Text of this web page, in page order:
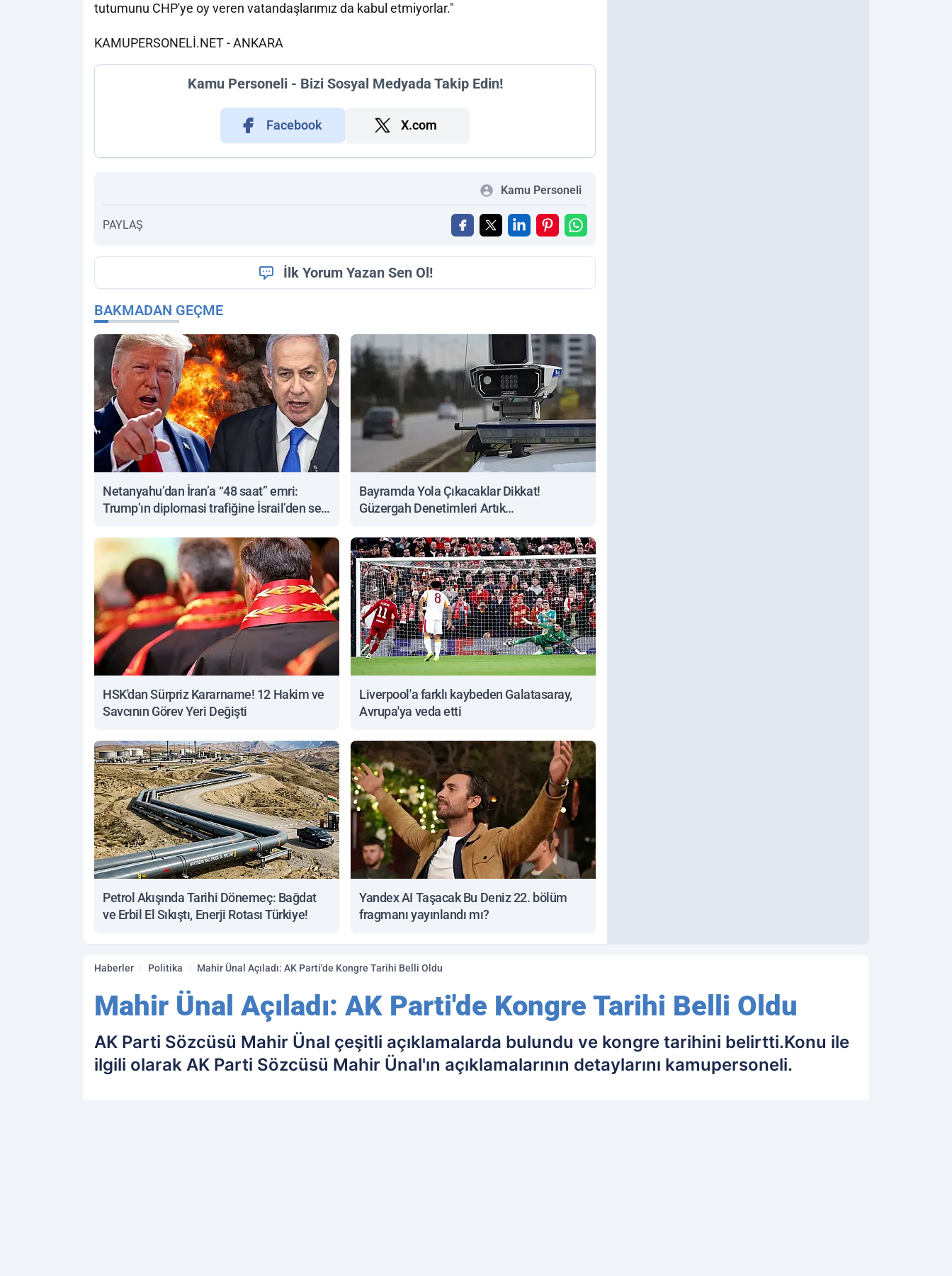
tutumunu CHP'ye oy veren vatandaşlarımız da kabul etmiyorlar."
KAMUPERSONELİ.NET - ANKARA
Kamu Personeli - Bizi Sosyal Medyada Takip Edin!
Facebook X.com
Kamu Personeli
PAYLAŞ
İlk Yorum Yazan Sen Ol!
BAKMADAN GEÇME
Netanyahu’dan İran’a “48 saat” emri:
Trump’ın diplomasi trafiğine İsrail’den sert
Bayramda Yola Çıkacaklar Dikkat!
Güzergah Denetimleri Artık
HSK'dan Sürpriz Kararname! 12 Hakim ve
Savcının Görev Yeri Değişti
Liverpool'a farklı kaybeden Galatasaray,
Avrupa'ya veda etti
Petrol Akışında Tarihi Dönemeç: Bağdat
ve Erbil El Sıkıştı, Enerji Rotası Türkiye!
Yandex AI Taşacak Bu Deniz 22. bölüm
fragmanı yayınlandı mı?
Haberler Politika Mahir Ünal Açıladı: AK Parti'de Kongre Tarihi Belli Oldu
Mahir Ünal Açıladı: AK Parti'de Kongre Tarihi Belli Oldu
AK Parti Sözcüsü Mahir Ünal çeşitli açıklamalarda bulundu ve kongre tarihini belirtti.Konu ile
ilgili olarak AK Parti Sözcüsü Mahir Ünal'ın açıklamalarının detaylarını kamupersoneli.